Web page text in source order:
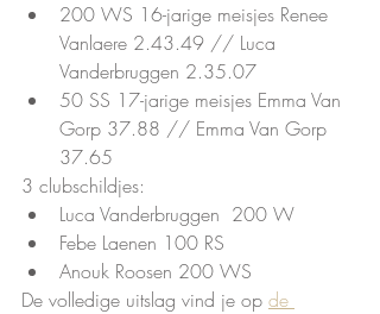
200 WS 16-jarige meisjes Renee
Vanlaere 2.43.49 // Luca
Vanderbruggen 2.35.07
50 SS 17-jarige meisjes Emma Van
Gorp 37.88 // Emma Van Gorp
37.65
3 clubschildjes:
Luca Vanderbruggen  200 W
Febe Laenen 100 RS
Anouk Roosen 200 WS
De volledige uitslag vind je op de